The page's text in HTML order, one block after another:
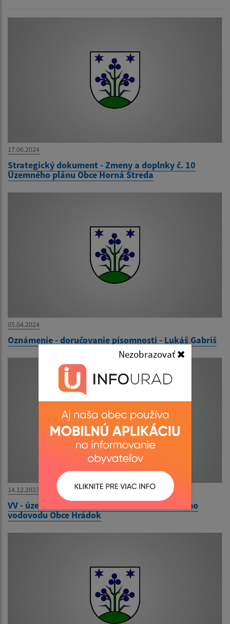
17.06.2024
Strategický dokument - Zmeny a doplnky č. 10
Územného plánu Obce Horná Streda
05.04.2024
Oznámenie - doručovanie písomnosti - Lukáš Gabriš
14.12.2023
VV - územné rozhodnutie - Rozšírenie obecného
vodovodu Obce Hrádok
Nezobrazovať